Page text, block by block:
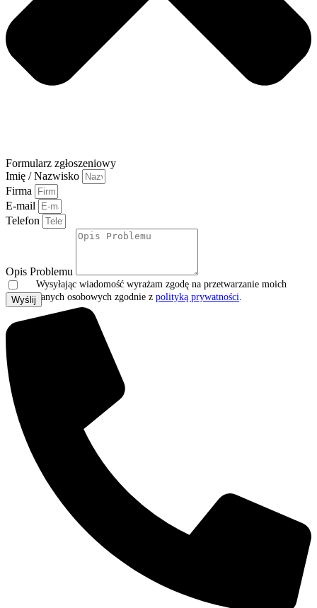
Formularz zgłoszeniowy
Imię / Nazwisko
Firma
E-mail
Telefon
Opis Problemu
Wysyłając wiadomość wyrażam zgodę na przetwarzanie moich
danych osobowych zgodnie zpolityką prywatności
Wyślij